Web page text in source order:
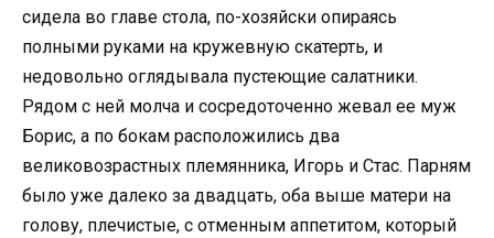
сидела во главе стола, по-хозяйски опираясь
полными руками на кружевную скатерть, и
недовольно оглядывала пустеющие салатники.
Рядом с ней молча и сосредоточенно жевал ее муж
Борис, а по бокам расположились два
великовозрастных племянника, Игорь и Стас. Парням
было уже далеко за двадцать, оба выше матери на
голову, плечистые, с отменным аппетитом, который